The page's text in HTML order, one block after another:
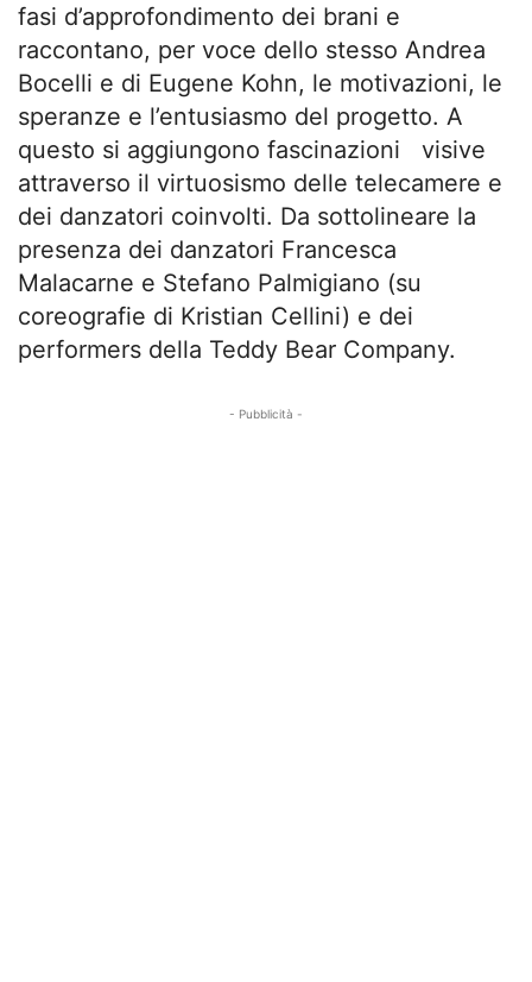
fasi d’approfondimento dei brani e
raccontano, per voce dello stesso Andrea
Bocelli e di Eugene Kohn, le motivazioni, le
speranze e l’entusiasmo del progetto. A
questo si aggiungono fascinazioni visive
attraverso il virtuosismo delle telecamere e
dei danzatori coinvolti. Da sottolineare la
presenza dei danzatori Francesca
Malacarne e Stefano Palmigiano (su
coreografie di Kristian Cellini) e dei
performers della Teddy Bear Company.
- Pubblicità -